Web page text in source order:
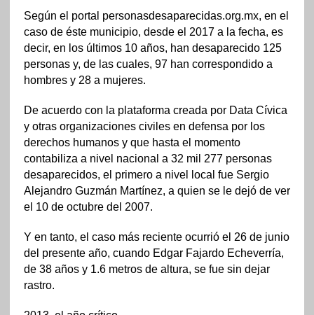
Según el portal personasdesaparecidas.org.mx, en el
caso de éste municipio, desde el 2017 a la fecha, es
decir, en los últimos 10 años, han desaparecido 125
personas y, de las cuales, 97 han correspondido a
hombres y 28 a mujeres.
De acuerdo con la plataforma creada por Data Cívica
y otras organizaciones civiles en defensa por los
derechos humanos y que hasta el momento
contabiliza a nivel nacional a 32 mil 277 personas
desaparecidos, el primero a nivel local fue Sergio
Alejandro Guzmán Martínez, a quien se le dejó de ver
el 10 de octubre del 2007.
Y en tanto, el caso más reciente ocurrió el 26 de junio
del presente año, cuando Edgar Fajardo Echeverría,
de 38 años y 1.6 metros de altura, se fue sin dejar
rastro.